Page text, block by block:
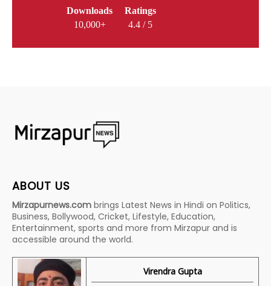
Downloads
10,000+
Ratings
4.4 / 5
ABOUT US
Mirzapurnews.com brings Latest News in Hindi on Politics,
Business, Bollywood, Cricket, Lifestyle, Education,
Entertainment, sports and more from Mirzapur and is
accessible around the world.
Virendra Gupta